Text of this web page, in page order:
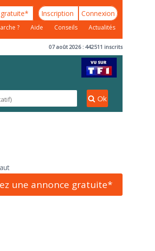
Inscription Connexion
? Aide Conseils Actualités
07 août 2026 : 442511 inscrits
Ok
une annonce gratuite*